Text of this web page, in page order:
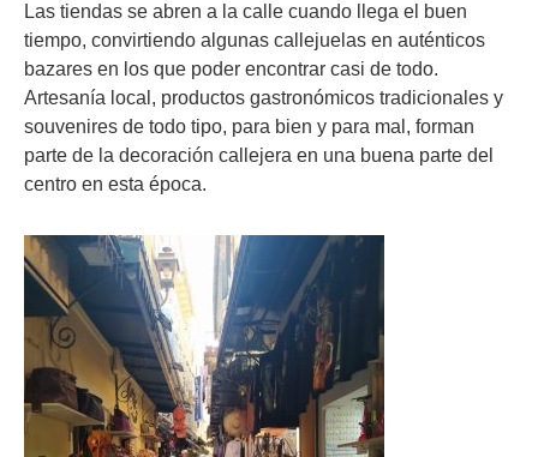
Las tiendas se abren a la calle cuando llega el buen
tiempo, convirtiendo algunas callejuelas en auténticos
bazares en los que poder encontrar casi de todo.
Artesanía local, productos gastronómicos tradicionales y
souvenires de todo tipo, para bien y para mal, forman
parte de la decoración callejera en una buena parte del
centro en esta época.